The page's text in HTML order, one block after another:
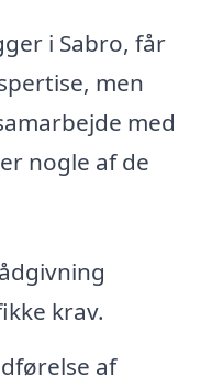
i Sabro, får
men
med
nogle af de
krav.
af